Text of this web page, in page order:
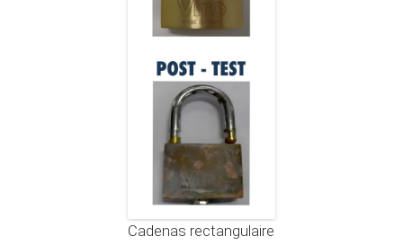
Cadenas rectangulaire